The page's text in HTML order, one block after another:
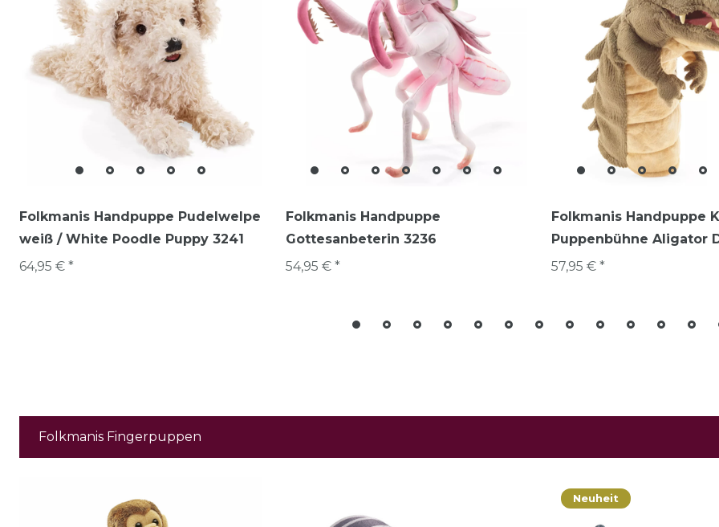
Folkmanis Handpuppe Pudelwelpe
weiß / White Poodle Puppy 3241
64,95 € *
Folkmanis Handpuppe
Gottesanbeterin 3236
54,95 € *
Folkmanis Handpuppe
Puppenbühne Aligator
57,95 € *
Folkmanis Fingerpuppen
Neuheit